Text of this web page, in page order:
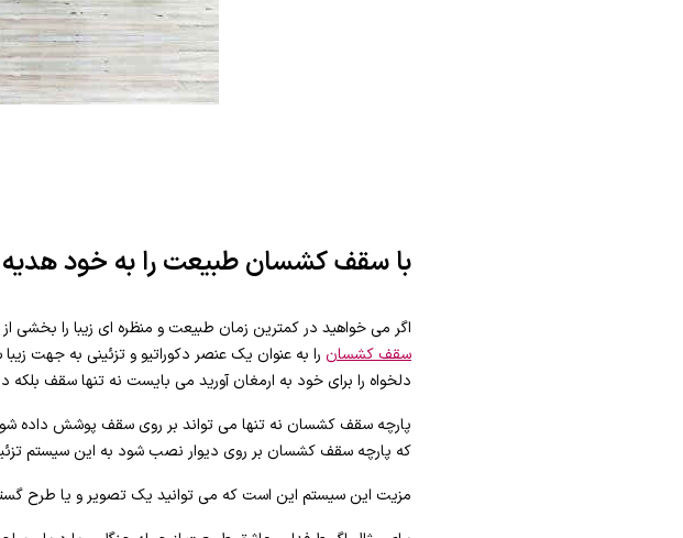
با سقف کشسان طبیعت را به خود
اگر می خواهید در کمترین زمان طبیعت و منظره ای زیبا را
سقف کشسان را به عنوان یک عنصر دکوراتیو و تزئینی به جهت
دلخواه را برای خود به ارمغان آورید می بایست نه تنها سقف بلکه
پارچه سقف کشسان نه تنها می تواند بر روی سقف پوشش داده
که پارچه سقف کشسان بر روی دیوار نصب شود به این سیستم
مزیت این سیستم این است که می توانید یک تصویر و یا طرح